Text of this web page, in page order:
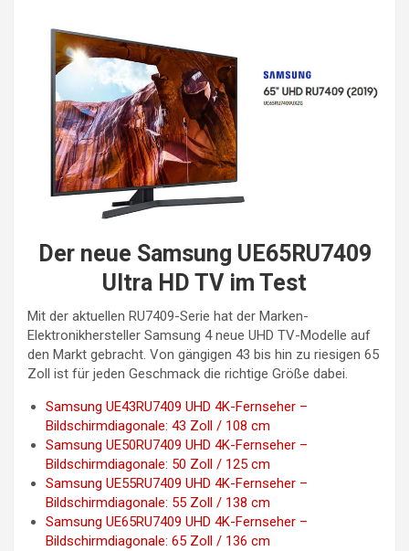
Der neue Samsung UE65RU7409
Ultra HD TV im Test
Mit der aktuellen RU7409-Serie hat der Marken-
Elektronikhersteller Samsung 4 neue UHD TV-Modelle auf
den Markt gebracht. Von gängigen 43 bis hin zu riesigen 65
Zoll ist für jeden Geschmack die richtige Größe dabei.
Samsung UE43RU7409 UHD 4K-Fernseher –
Bildschirmdiagonale: 43 Zoll / 108 cm
Samsung UE50RU7409 UHD 4K-Fernseher –
Bildschirmdiagonale: 50 Zoll / 125 cm
Samsung UE55RU7409 UHD 4K-Fernseher –
Bildschirmdiagonale: 55 Zoll / 138 cm
Samsung UE65RU7409 UHD 4K-Fernseher –
Bildschirmdiagonale: 65 Zoll / 136 cm